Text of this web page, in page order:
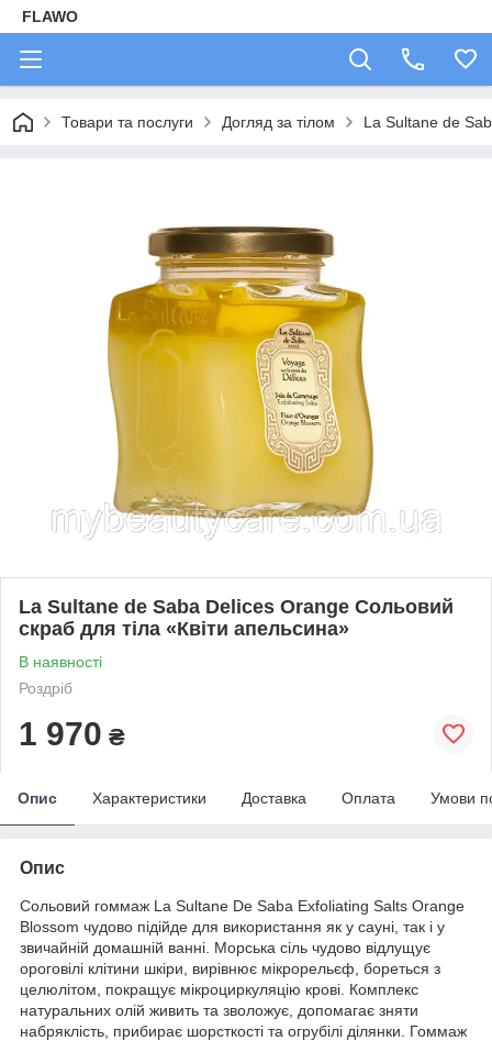
FLAWO
Товари та послуги Догляд за тілом La Sultane de
La Sultane de Saba Delices Orange Сольовий
скраб для тіла «Квіти апельсина»
В наявності
Роздріб
1 970 ₴
Опис Характеристики Доставка Оплата Умови
Опис
Сольовий гоммаж La Sultane De Saba Exfoliating Salts Orange
Blossom чудово підійде для використання як у сауні, так і у
звичайній домашній ванні. Морська сіль чудово відлущує
ороговілі клітини шкіри, вирівнює мікрорельєф, бореться з
целюлітом, покращує мікроциркуляцію крові. Комплекс
натуральних олій живить та зволожує, допомагає зняти
набряклість, прибирає шорсткості та огрубілі ділянки. Гоммаж